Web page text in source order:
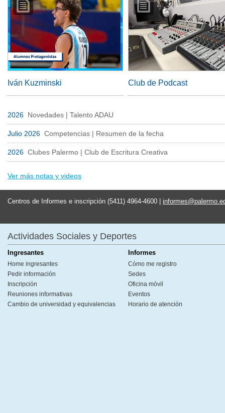
Iván Kuzminski Club de Podcast
2026 Novedades | Talento ADAU
Julio 2026 Competencias | Resumen de la fecha
2026 Clubes Palermo | Club de Escritura Creativa
Ver más notas y videos
Centros de Informes e inscripción (5411) 4964-4600 |
Actividades Sociales y Deportes
Ingresantes
Home ingresantes
Pedir información
Inscripción
Reuniones informativas
Cambio de universidad y equivalencias
Informes
Cómo me registro
Sedes
Oficina móvil
Eventos
Horario de atención